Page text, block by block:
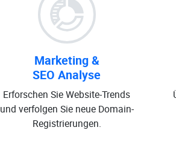
Marketing &
SEO Analyse
Erforschen Sie Website-Trends
und verfolgen Sie neue Domain-
Registrierungen.